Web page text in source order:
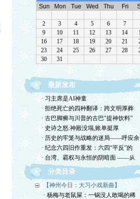
最新发布
· 习主席是AI神童
· 拒绝死亡的四种翻译：跨文明厚葬
· 古巴脚癣与川普的古巴"提神饮料”
· 史诗之怒:神殿没塌,账单挺厚
· 历史的牢笼与战略的迷局——呼应余
· 纪念六四旧作重发：六四“平反”的
· 台湾、霸权与永恒的阴暗面 ——从
分类目录
【神州今日：大习小戏新曲】
· 杨梅与老鼠屎：一锅没人敢喝的稀